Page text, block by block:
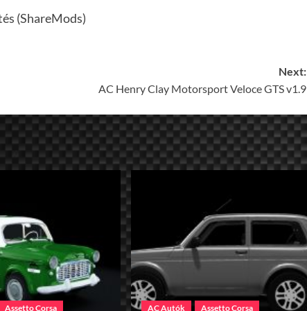
(ShareMods)
Next:
AC Henry Clay Motorsport Veloce GTS v1.9
Assetto Corsa AC Autók Assetto Corsa